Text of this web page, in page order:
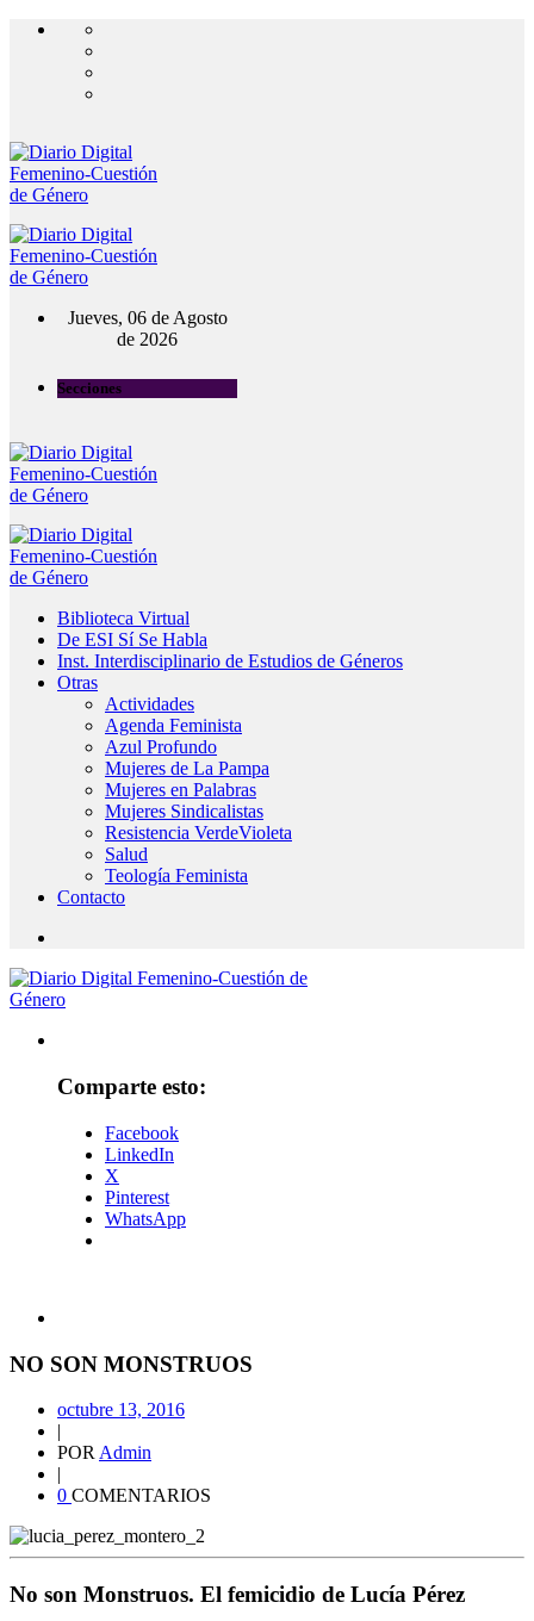
Jueves, 06 de Agosto
de 2026
Secciones
Biblioteca Virtual
De ESI Sí Se Habla
Inst. Interdisciplinario de Estudios de Géneros
Otras
Actividades
Agenda Feminista
Azul Profundo
Mujeres de La Pampa
Mujeres en Palabras
Mujeres Sindicalistas
Resistencia VerdeVioleta
Salud
Teología Feminista
Contacto
Comparte esto:
Facebook
LinkedIn
X
Pinterest
WhatsApp
NO SON MONSTRUOS
octubre 13, 2016
|
POR Admin
|
0 COMENTARIOS
No son Monstruos. El femicidio de Lucía Pérez